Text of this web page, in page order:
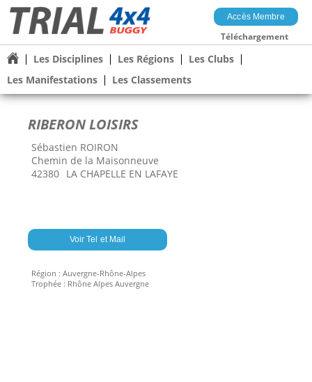
Accès Membre
Téléchargement
Les Disciplines Les Régions
Les Clubs
Les Manifestations
Les Classements
RIBERON LOISIRS
Sébastien ROIRON
Chemin de la Maisonneuve
42380 LA CHAPELLE EN LAFAYE
Voir Tel et Mail
Région : Auvergne-Rhône-Alpes
Trophée : Rhône Alpes Auvergne